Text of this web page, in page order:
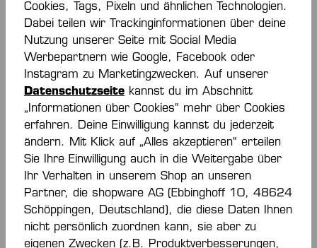
Beschreibung
asymmetrischer Rundhalsausschnitt mit
Schlitzöffnung Raglanärmel seitlicher
Kontrasteinsatz geeignet für
Sponsorenaufdruck…Mehr
Bewertungen
Cookies, Tags, Pixeln und ähnlichen Technologien.
Dabei teilen wir Trackinginformationen über deine
Nutzung unserer Seite mit Social Media
Werbepartnern wie Google, Facebook oder
Instagram zu Marketingzwecken. Auf unserer
Datenschutzseite kannst du im Abschnitt
„Informationen über Cookies“ mehr über Cookies
erfahren. Deine Einwilligung kannst du jederzeit
ändern. Mit Klick auf „Alles akzeptieren“ erteilen
Sie Ihre Einwilligung auch in die Weitergabe über
Ihr Verhalten in unserem Shop an unseren
Partner, die shopware AG (Ebbinghoff 10, 48624
Schöppingen, Deutschland), die diese Daten Ihnen
nicht persönlich zuordnen kann, sie aber zu
eigenen Zwecken (z.B. Produktverbesserungen,